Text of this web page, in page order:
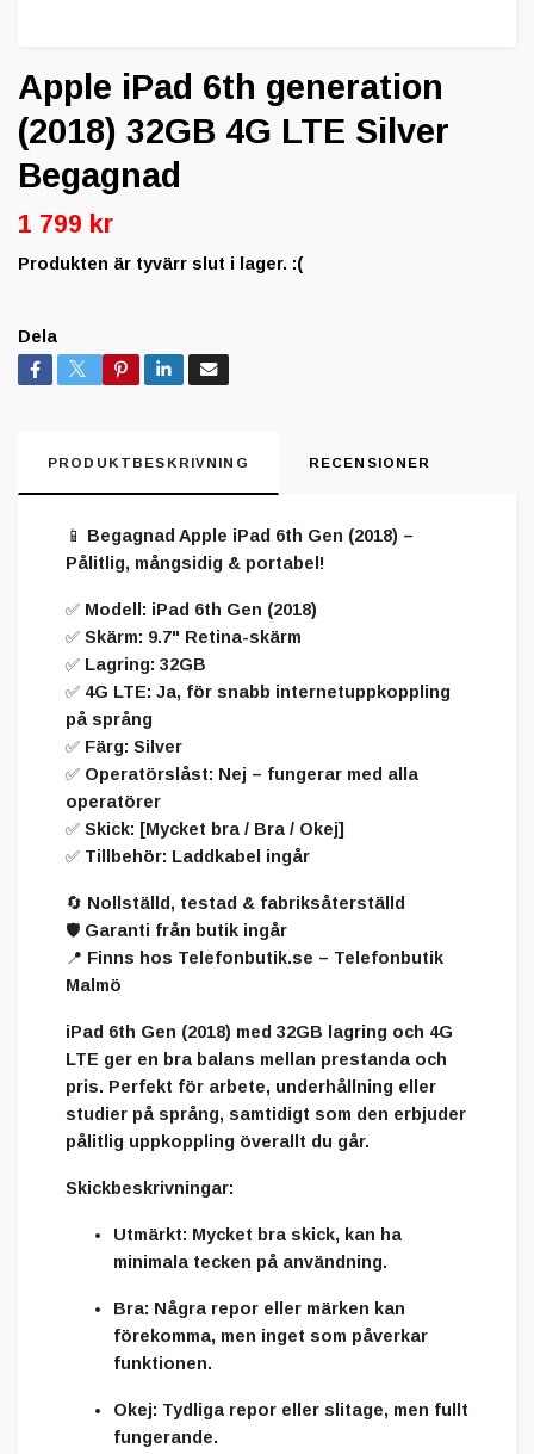
Apple iPad 6th generation
(2018) 32GB 4G LTE Silver
Begagnad
1 799 kr
Produkten är tyvärr slut i lager. :(
Dela
PRODUKTBESKRIVNING RECENSIONER
📱 Begagnad Apple iPad 6th Gen (2018) –
Pålitlig, mångsidig & portabel!
✅ Modell: iPad 6th Gen (2018)
✅ Skärm: 9.7" Retina-skärm
✅ Lagring: 32GB
✅ 4G LTE: Ja, för snabb internetuppkoppling
på språng
✅ Färg: Silver
✅ Operatörslåst: Nej – fungerar med alla
operatörer
✅ Skick: [Mycket bra / Bra / Okej]
✅ Tillbehör: Laddkabel ingår
🔄 Nollställd, testad & fabriksåterställd
🛡️ Garanti från butik ingår
📍 Finns hos Telefonbutik.se – Telefonbutik
Malmö
iPad 6th Gen (2018) med 32GB lagring och 4G
LTE ger en bra balans mellan prestanda och
pris. Perfekt för arbete, underhållning eller
studier på språng, samtidigt som den erbjuder
pålitlig uppkoppling överallt du går.
Skickbeskrivningar:
Utmärkt: Mycket bra skick, kan ha
minimala tecken på användning.
Bra: Några repor eller märken kan
förekomma, men inget som påverkar
funktionen.
Okej: Tydliga repor eller slitage, men fullt
fungerande.